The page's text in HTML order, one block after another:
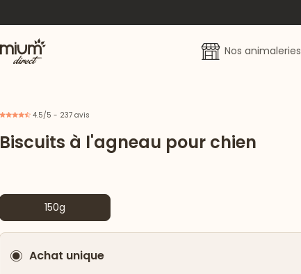
Nos animaleries
4.5/5 - 237 avis
Biscuits à l'agneau pour chien
150g
Achat unique